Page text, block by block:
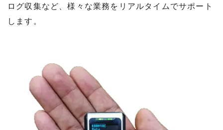
ログ収集など、様々な業務をリアルタイムでサポート
します。